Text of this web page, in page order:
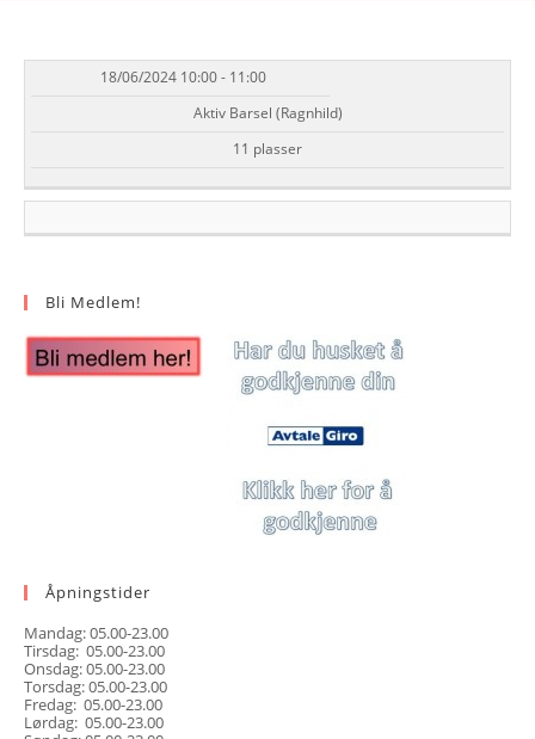
DATO/TID EVENT TILGJENGELIGHET
18/06/2024 10:00 - 11:00
Aktiv Barsel (Ragnhild)
11 plasser
Bli Medlem!
Åpningstider
Mandag: 05.00-23.00
Tirsdag: 05.00-23.00
Onsdag: 05.00-23.00
Torsdag: 05.00-23.00
Fredag: 05.00-23.00
Lørdag: 05.00-23.00